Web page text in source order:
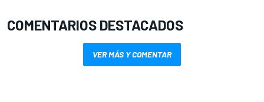
COMENTARIOS DESTACADOS
VER MÁS Y COMENTAR